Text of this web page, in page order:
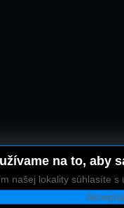
na to, aby
našej lokality súhlasíte s